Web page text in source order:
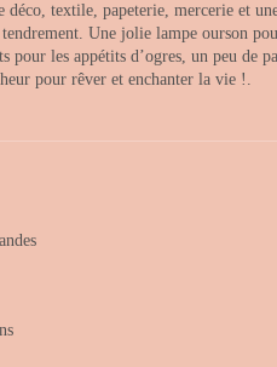
textile, papeterie, mercerie et
Une jolie lampe ourson
les appétits d’ogres, un peu
pour rêver et enchanter la vie !.